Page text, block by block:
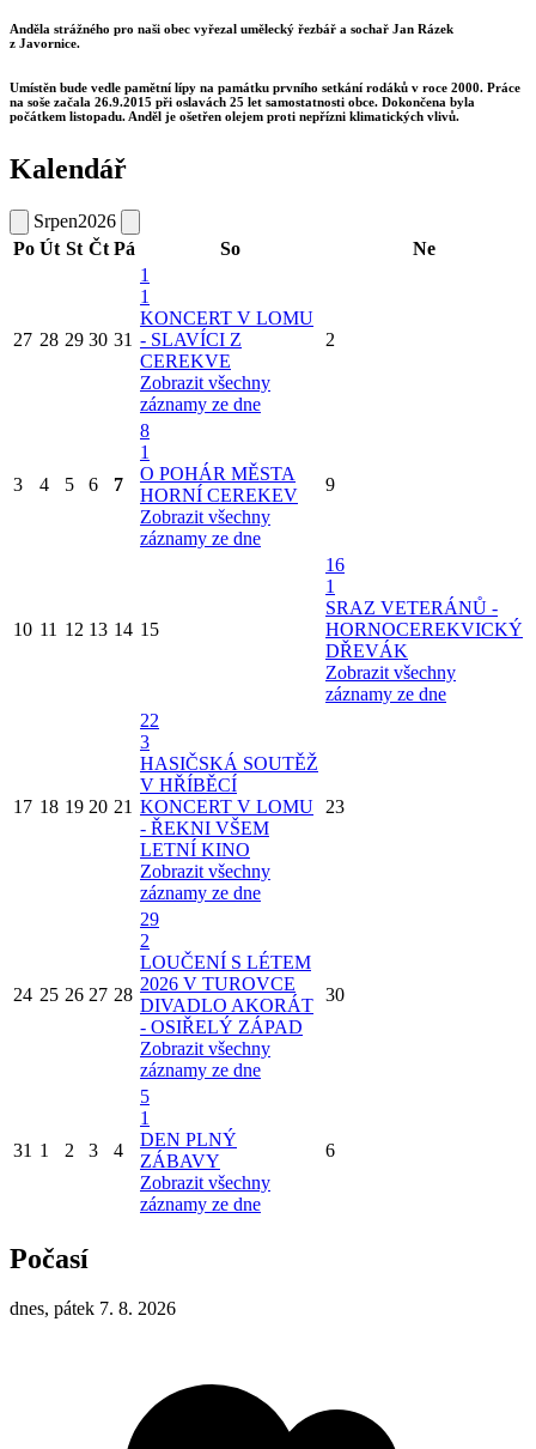
Anděla strážného pro naši obec vyřezal umělecký řezbář a sochař Jan Rázek
z Javornice.
Umístěn bude vedle pamětní lípy na památku prvního setkání rodáků v roce 2000. Práce
na soše začala 26.9.2015 při oslavách 25 let samostatnosti obce. Dokončena byla
počátkem listopadu. Anděl je ošetřen olejem proti nepřízni klimatických vlivů.
Kalendář
Srpen2026
Po Út St Čt Pá So Ne
27 28 29 30 31
1
1
KONCERT V LOMU
- SLAVÍCI Z
CEREKVE
Zobrazit všechny
záznamy ze dne
2
3 4 5 6 7
8
1
O POHÁR MĚSTA
HORNÍ CEREKEV
Zobrazit všechny
záznamy ze dne
9
10 11 12 13 14 15
16
1
SRAZ VETERÁNŮ -
HORNOCEREKVICKÝ
DŘEVÁK
Zobrazit všechny
záznamy ze dne
17 18 19 20 21
22
3
HASIČSKÁ SOUTĚŽ
V HŘÍBĚCÍ
KONCERT V LOMU
- ŘEKNI VŠEM
LETNÍ KINO
Zobrazit všechny
záznamy ze dne
23
24 25 26 27 28
29
2
LOUČENÍ S LÉTEM
2026 V TUROVCE
DIVADLO AKORÁT
- OSIŘELÝ ZÁPAD
Zobrazit všechny
záznamy ze dne
30
31 1 2 3 4
5
1
DEN PLNÝ
ZÁBAVY
Zobrazit všechny
záznamy ze dne
6
Počasí
dnes, pátek 7. 8. 2026